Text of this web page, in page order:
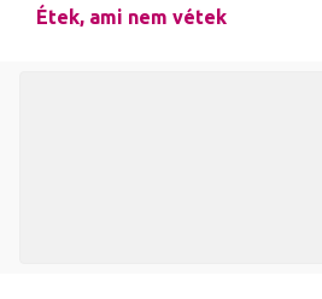
Étek, ami nem vétek